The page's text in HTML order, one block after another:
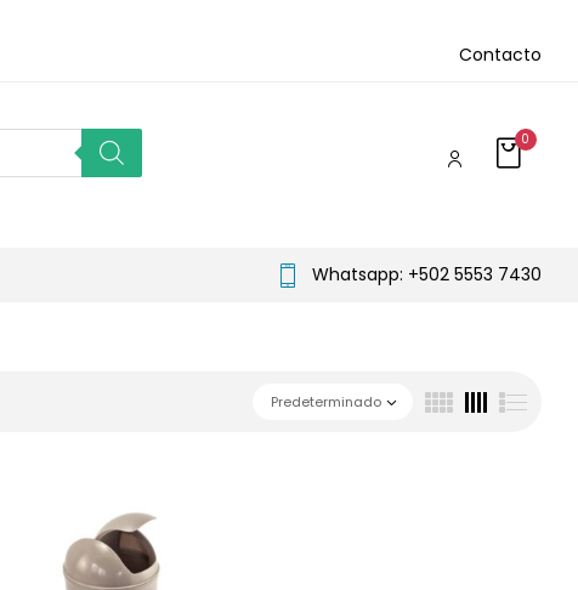
Contacto
0
Whatsapp: +502 5553 7430
Predeterminado